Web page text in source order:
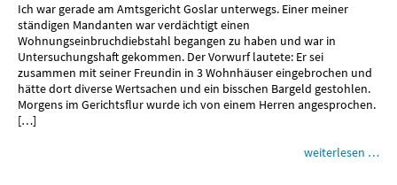
Ich war gerade am Amtsgericht Goslar unterwegs. Einer meiner
ständigen Mandanten war verdächtigt einen
Wohnungseinbruchdiebstahl begangen zu haben und war in
Untersuchungshaft gekommen. Der Vorwurf lautete: Er sei
zusammen mit seiner Freundin in 3 Wohnhäuser eingebrochen und
hätte dort diverse Wertsachen und ein bisschen Bargeld gestohlen.
Morgens im Gerichtsflur wurde ich von einem Herren angesprochen.
[…]
weiterlesen …